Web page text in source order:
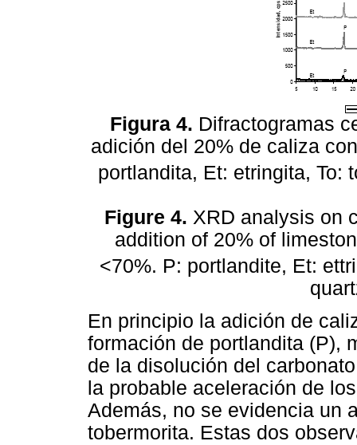
Figura 4. Difractogramas
adición del 20% de caliza
portlandita, Et: etringita, To:
Figure 4. XRD analysis on
addition of 20% of
<70%. P: portlandite, Et:
En principio la adición de
formación de portlandita (P),
de la disolución del
la probable aceleración de
Además, no se evidencia un
tobermorita. Estas dos